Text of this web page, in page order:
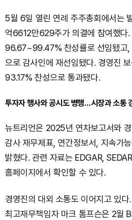
5월 6일 열린 연례 주주총회에서는
억6612만629주가 의결에 참여했다.
96.67~99.47% 찬성률로 선임됐고
으로 감사인에 재선임됐다. 경영진
93.17% 찬성으로 통과됐다.
투자자 행사와 공시도 병행…시장과 소통
뉴트리언은 2025년 연차보고서와
감사 재무제표, 연간정보서, 지속가
밝혔다. 관련 자료는 EDGAR,
홈페이지에서 확인할 수 있다.
경영진의 대외 소통도 이어지고 있
최고재무책임자 마크 톰프슨은 2월